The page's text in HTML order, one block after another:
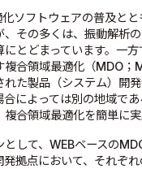
ソフトウェアの普及と
その多くは、振動解析
とどまっています。一
複合領域最適化（
た製品（システム）開
によっては別の地域で
合領域最適化を簡単に
して、WEBベースの
拠点において、それぞ